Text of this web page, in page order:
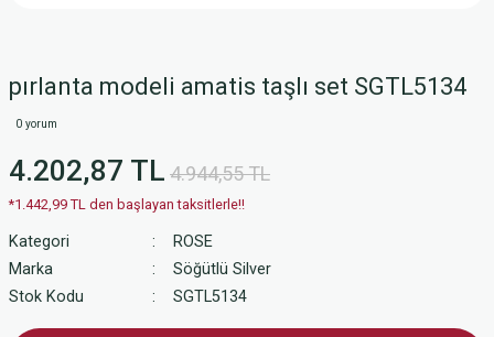
pırlanta modeli amatis taşlı set SGTL5134
0 yorum
4.202,87 TL 4.944,55 TL
*1.442,99 TL den başlayan taksitlerle!!
Kategori
ROSE
Marka
Söğütlü Silver
Stok Kodu
SGTL5134